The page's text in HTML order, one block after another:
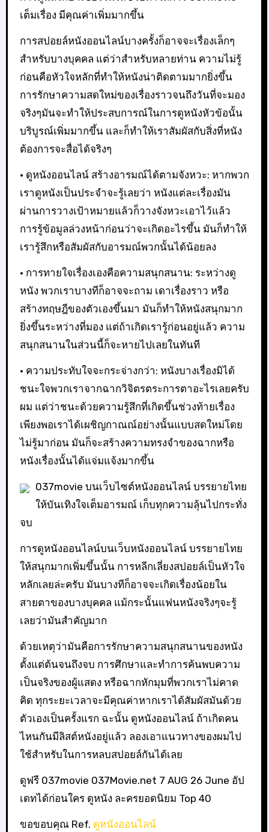
เต็มเรื่อง มีคุณค่าเพิ่มมากขึ้น
การสปอยล์หนังออนไลน์บางครั้งก็อาจจะเรื่องเล็กๆ
สำหรับบางบุคคล แต่ว่าสำหรับหลายท่าน ความไม่รู้
ก่อนคือหัวใจหลักที่ทำให้หนังน่าติดตามมากยิ่งขึ้น
การรักษาความสดใหม่ของเรื่องราวจนถึงวันที่จะมอง
จริงๆมันจะทำให้ประสบการณ์ในการดูหนังหัวข้อนั้น
บริบูรณ์เพิ่มมากขึ้น และก็ทำให้เราสัมผัสกับสิ่งที่หนัง
ต้องการจะสื่อได้จริงๆ
• ดูหนังออนไลน์ สร้างอารมณ์ได้ตามจังหวะ: หากพวก
เราดูหนังเป็นประจำจะรู้เลยว่า หนังแต่ละเรื่องมัน
ผ่านการวางเป้าหมายแล้วก็วางจังหวะเอาไว้แล้ว
การรู้ข้อมูลล่วงหน้าก่อนว่าจะเกิดอะไรขึ้น มันก็ทำให้
เรารู้สึกหรือสัมผัสกับอารมณ์พวกนั้นได้น้อยลง
• การทายใจเรื่องเองคือความสนุกสนาน: ระหว่างดู
หนัง พวกเราบางทีก็อาจจะถาม เดาเรื่องราว หรือ
สร้างทฤษฎีของตัวเองขึ้นมา มันก็ทำให้หนังสนุกมาก
ยิ่งขึ้นระหว่างที่มอง แต่ถ้าเกิดเรารู้ก่อนอยู่แล้ว ความ
สนุกสนานในส่วนนี้ก็จะหายไปเลยในทันที
• ความประทับใจจะกระจ่างกว่า: หนังบางเรื่องมิได้
ชนะใจพวกเราจากฉากวิจิตรตระการตาอะไรเลยครับ
ผม แต่ว่าชนะด้วยความรู้สึกที่เกิดขึ้นช่วงท้ายเรื่อง
เพียงพอเราได้เผชิญกาณณ์อย่างนั้นแบบสดใหม่โดย
ไม่รู้มาก่อน มันก็จะสร้างความทรงจำของฉากหรือ
หนังเรื่องนั้นได้แจ่มแจ้งมากขึ้น
037movie บนเว็บไซต์หนังออนไลน์ บรรยายไทย
ให้บันเทิงใจเต็มอารมณ์ เก็บทุกความลุ้นไปกระทั่ง
จบ
การดูหนังออนไลน์บนเว็บหนังออนไลน์ บรรยายไทย
ให้สนุกมากเพิ่มขึ้นนั้น การหลีกเลี่ยงสปอยล์เป็นหัวใจ
หลักเลยล่ะครับ มันบางทีก็อาจจะเกิดเรื่องน้อยใน
สายตาของบางบุคคล แม้กระนั้นแฟนหนังจริงๆจะรู้
เลยว่ามันสำคัญมาก
ด้วยเหตุว่ามันคือการรักษาความสนุกสนานของหนัง
ตั้งแต่ต้นจนถึงจบ การศึกษาและทำการค้นพบความ
เป็นจริงของผู้แสดง หรือฉากหักมุมที่พวกเราไม่คาด
คิด ทุกระยะเวลาจะมีคุณค่าหากเราได้สัมผัสมันด้วย
ตัวเองเป็นครั้งแรก ฉะนั้น ดูหนังออนไลน์ ถ้าเกิดคน
ไหนกันมีลิสต์หนังอยู่แล้ว ลองเอาแนวทางของผมไป
ใช้สำหรับในการหลบสปอยล์กันได้เลย
ดูฟรี 037movie 037Movie.net 7 AUG 26 June อัป
เดทได้ก่อนใคร ดูหนัง ละครยอดนิยม Top 40
ขอขอบคุณ Ref. ดูหนังออนไลน์